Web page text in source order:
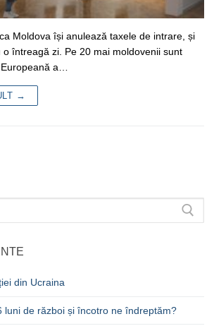
Moldova își anulează taxele de intrare, și
întreagă zi. Pe 20 mai moldovenii sunt
a…
→
din Ucraina
luni de război și încotro ne îndreptăm?